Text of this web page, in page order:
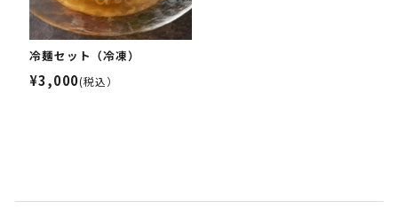
冷麺セット（冷凍）
¥3,000(税込）